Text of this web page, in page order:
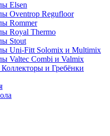
Elsen
Oventrop Regufloor
Rommer
Royal Thermo
Stout
Uni-Fitt Solomix и Multimix
Valtec Combi и Valmix
Коллекторы и Гребёнки